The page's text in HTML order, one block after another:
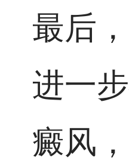
最后
进一
癜风